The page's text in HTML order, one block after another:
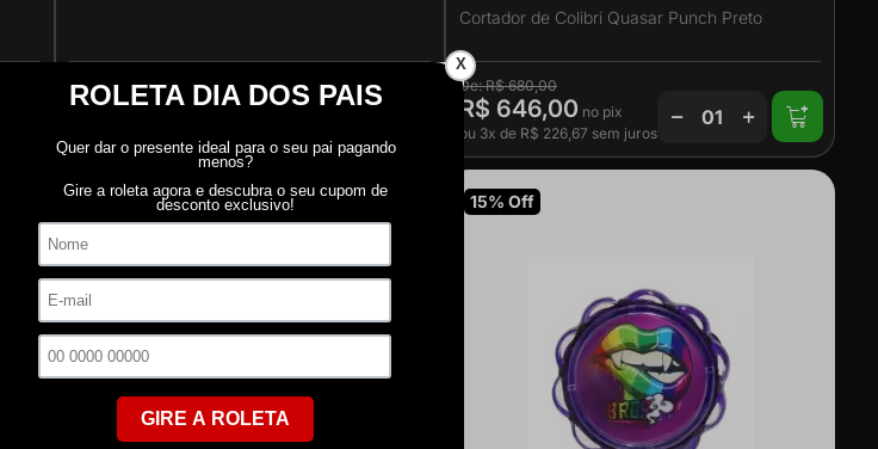
R$ 134,00
R$ 127,30
Cortador de Colibri Quasar Punch Preto
R$ 680,00
R$ 646,00
ou 3x de R$ 226,67 sem juros
35% Off 15% Off
X